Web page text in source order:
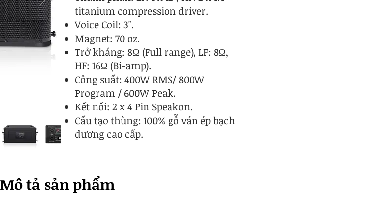
titanium compression driver.
Voice Coil: 3".
Magnet: 70 oz.
Trở kháng: 8Ω (Full range), LF: 8Ω,
HF: 16Ω (Bi-amp).
Công suất: 400W RMS/ 800W
Program / 600W Peak.
Kết nối: 2 x 4 Pin Speakon.
Cấu tạo thùng: 100% gỗ ván ép bạch
dương cao cấp.
Mô tả sản phẩm